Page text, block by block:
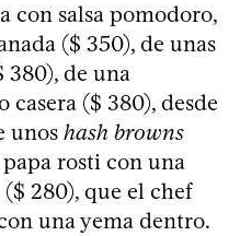
con salsa pomodoro,
($ 350), de unas
380), de una
casera ($ 380), desde
unos hash browns
papa rosti con una
280), que el chef
una yema dentro.